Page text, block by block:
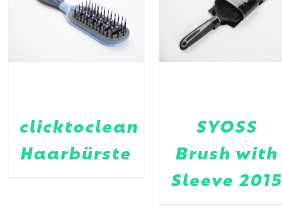
clicktoclean
Haarbürste
SYOSS
Brush with
Sleeve 2015